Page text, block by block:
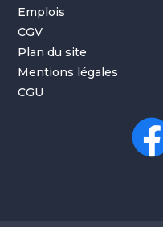
Emplois
CGV
Plan du site
Mentions légales
CGU